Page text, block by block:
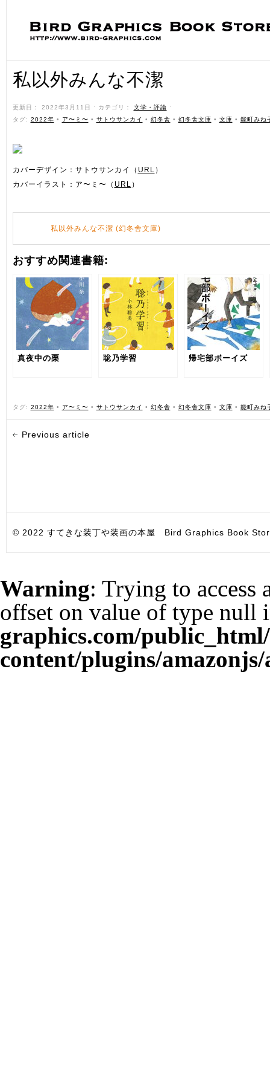
私以外みんな不潔
更新日： 2022年3月11日 ˑ カテゴリ： 文学・評論 ˑ
タグ: 2022年 • ア〜ミ〜 • サトウサンカイ • 幻冬舎 • 幻冬舎文庫 • 文庫 • 能町みね
カバーデザイン：サトウサンカイ（ URL ）
カバーイラスト：ア〜ミ〜（ URL ）
私以外みんな不潔 (幻冬舎文庫)
おすすめ関連書籍:
真夜中の栗 聡乃学習 帰宅部ボーイズ
タグ: 2022年 • ア〜ミ〜 • サトウサンカイ • 幻冬舎 • 幻冬舎文庫 • 文庫 • 能町みね
Previous article
© 2022 すてきな装丁や装画の本屋 Bird Graphics Book
Warning: Trying to access
offset on value of type null
graphics.com/
content/plugins/